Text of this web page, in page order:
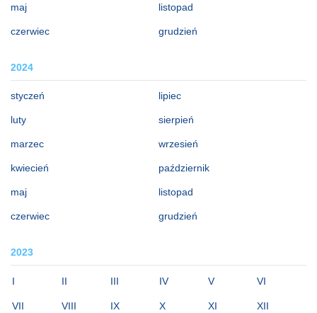
maj
czerwiec
listopad
grudzień
2024
styczeń
luty
marzec
kwiecień
maj
czerwiec
lipiec
sierpień
wrzesień
październik
listopad
grudzień
2023
I II III IV V VI
VII VIII IX X XI XII